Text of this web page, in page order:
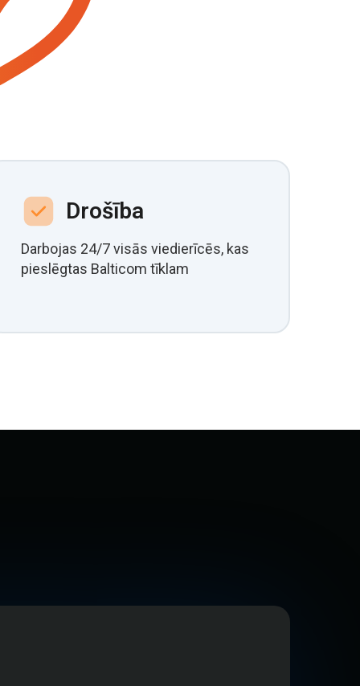
Drošība
Darbojas 24/7 visās viedierīcēs, kas
pieslēgtas Balticom tīklam